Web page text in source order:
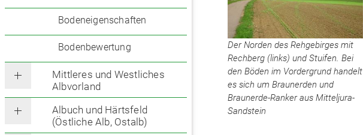
Bodeneigenschaften
Bodenbewertung
Mittleres und Westliches
Albvorland
Albuch und Härtsfeld
(Östliche Alb, Ostalb)
Der Norden des Rehgebirges mit
Rechberg (links) und Stuifen. Bei
den Böden im Vordergrund handelt
es sich um Braunerden und
Braunerde-Ranker aus Mitteljura-
Sandstein